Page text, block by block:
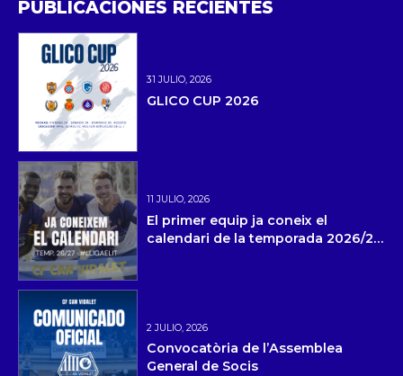
PUBLICACIONES RECIENTES
31 JULIO, 2026
GLICO CUP 2026
11 JULIO, 2026
El primer equip ja coneix el
calendari de la temporada 2026/27
2 JULIO, 2026
Convocatòria de l’Assemblea
General de Socis